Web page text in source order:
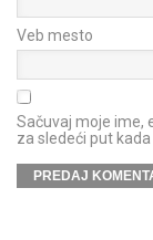
Veb mesto
Sačuvaj moje ime,
za sledeći put